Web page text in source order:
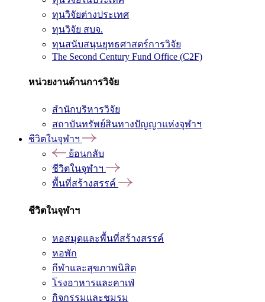
ทุนวิจัยต่างประเทศ
ทุนวิจัย สบจ.
ทุนสนับสนุนยุทธศาสตร์การวิจัย
The Second Century Fund Office (C2F)
หน่วยงานด้านการวิจัย
สำนักบริหารวิจัย
สถาบันทรัพย์สินทางปัญญาแห่งจุฬาฯ
ชีวิตในจุฬาฯ
ย้อนกลับ
ชีวิตในจุฬาฯ
พื้นที่สร้างสรรค์
ชีวิตในจุฬาฯ
หอสมุดและพื้นที่สร้างสรรค์
หอพัก
กีฬาและสุขภาพนิสิต
โรงอาหารและคาเฟ่
กิจกรรมและชมรม